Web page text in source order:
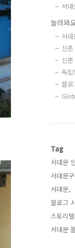
서
놀러와
서
신
신
독
블
Tag
서대문
서대문
서대문,
블로그
스토리
서대문